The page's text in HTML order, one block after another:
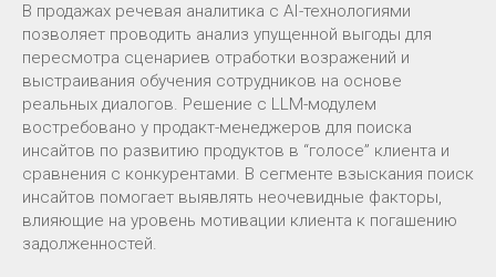
В продажах речевая аналитика с AI-технологиями
позволяет проводить анализ упущенной выгоды для
пересмотра сценариев отработки возражений и
выстраивания обучения сотрудников на основе
реальных диалогов. Решение с LLM-модулем
востребовано у продакт-менеджеров для поиска
инсайтов по развитию продуктов в “голосе” клиента и
сравнения с конкурентами. В сегменте взыскания поиск
инсайтов помогает выявлять неочевидные факторы,
влияющие на уровень мотивации клиента к погашению
задолженностей.